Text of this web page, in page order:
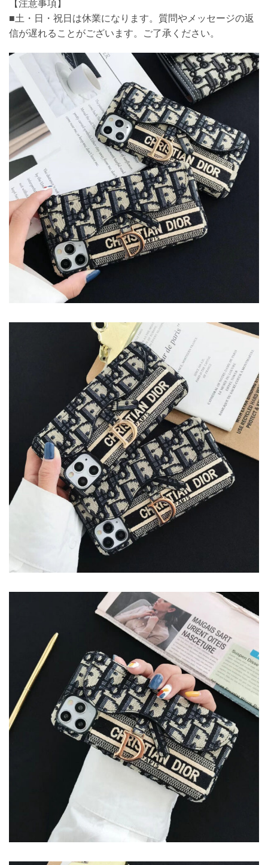
【注意事項】
■土・日・祝日は休業になります。質問やメッセージの返
信が遅れることがございます。ご了承ください。